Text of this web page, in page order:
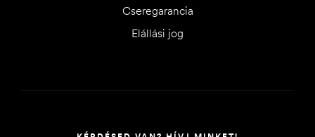
Cseregarancia
Elállási jog